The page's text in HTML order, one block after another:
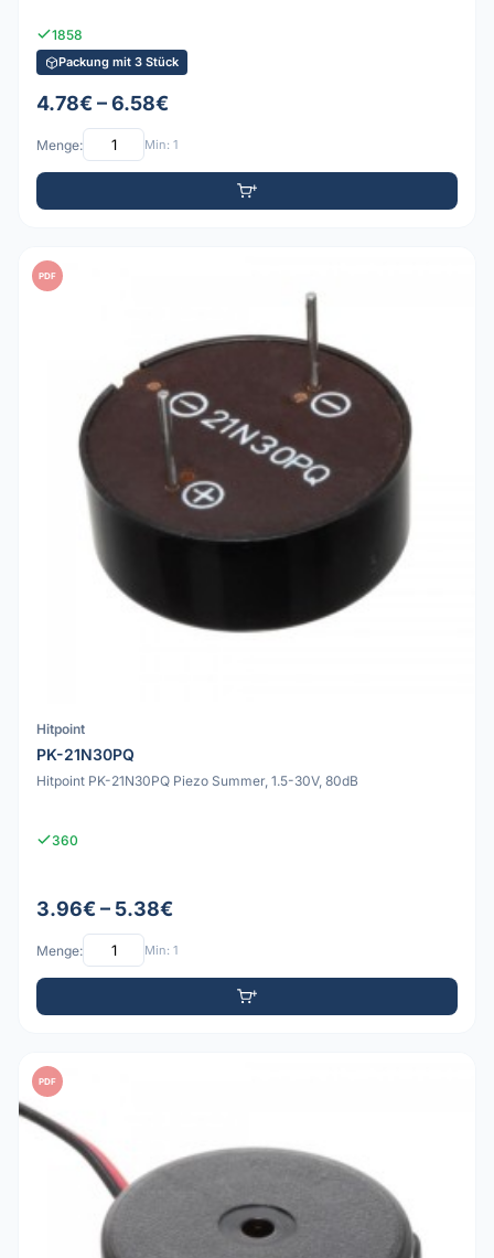
1858
Packung mit 3 Stück
4.78€ – 6.58€
Menge: Min: 1
PDF
Hitpoint
PK-21N30PQ
Hitpoint PK-21N30PQ Piezo Summer, 1.5-30V, 80dB
360
3.96€ – 5.38€
Menge: Min: 1
PDF